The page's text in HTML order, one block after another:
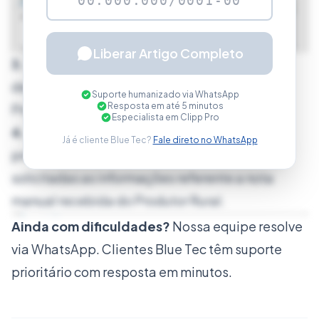
3.
Realize o lançamento das
demais informações da nota (Fornecedor,
Produtos, Forma de pagamento...).
4.
Abaixo dos dados “ Dados Adicionais
pressione o botão “
solicitadas as informações referente a nota
manual recebida do Produtor Rural.
Ainda com dificuldades? Nossa equipe resolve
via WhatsApp. Clientes Blue Tec têm suporte
prioritário com resposta em minutos.
Liberar Artigo Completo
Suporte humanizado via WhatsApp
Resposta em até 5 minutos
Especialista em Clipp Pro
Já é cliente Blue Tec? Fale direto no WhatsApp